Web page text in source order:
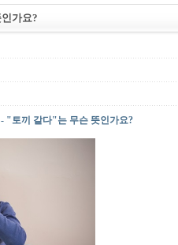
가요?
"토끼 같다"는 무슨 뜻인가요?